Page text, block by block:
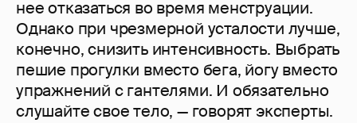
нее отказаться во время менструации.
Однако при чрезмерной усталости лучше,
конечно, снизить интенсивность. Выбрать
пешие прогулки вместо бега, йогу вместо
упражнений с гантелями. И обязательно
слушайте свое тело, — говорят эксперты.